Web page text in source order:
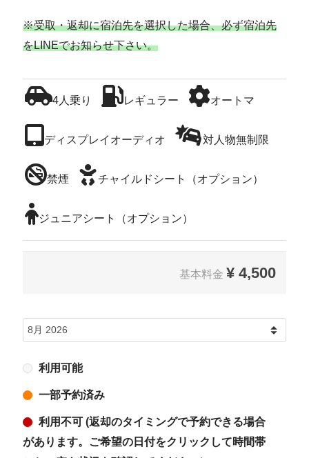
※受取・返却に宿泊先を選択した場合、必ず宿泊先
をLINEでお知らせ下さい。
4人乗り レギュラー オートマ
ディスプレイオーディオ 対人物無制限
禁煙 チャイルドシート（オプション）
ジュニアシート（オプション）
基本料金 ¥ 4,500
利用可能
一部予約済み
利用不可 (返却のタイミングで予約できる場合
があります。ご希望の日付をクリックして時間帯